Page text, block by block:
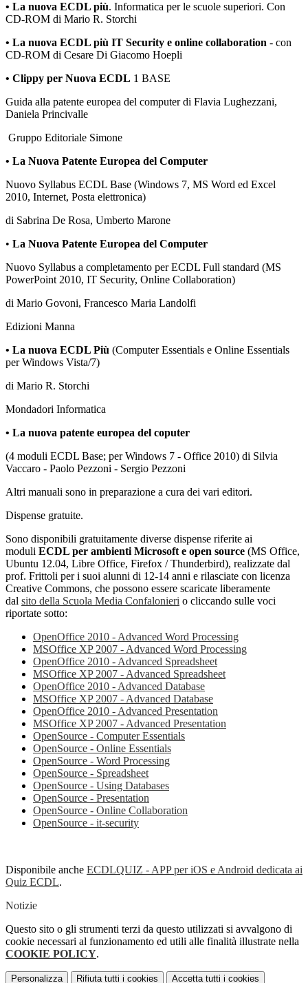
• La nuova ECDL più. Informatica per le scuole superiori. Con
CD-ROM di Mario R. Storchi
• La nuova ECDL più IT Security e online collaboration - con
CD-ROM di Cesare Di Giacomo Hoepli
• Clippy per Nuova ECDL 1 BASE
Guida alla patente europea del computer di Flavia Lughezzani,
Daniela Princivalle
Gruppo Editoriale Simone
• La Nuova Patente Europea del Computer
Nuovo Syllabus ECDL Base (Windows 7, MS Word ed Excel
2010, Internet, Posta elettronica)
di Sabrina De Rosa, Umberto Marone
• La Nuova Patente Europea del Computer
Nuovo Syllabus a completamento per ECDL Full standard (MS
PowerPoint 2010, IT Security, Online Collaboration)
di Mario Govoni, Francesco Maria Landolfi
Edizioni Manna
• La nuova ECDL Più (Computer Essentials e Online Essentials
per Windows Vista/7)
di Mario R. Storchi
Mondadori Informatica
• La nuova patente europea del coputer
(4 moduli ECDL Base; per Windows 7 - Office 2010) di Silvia
Vaccaro - Paolo Pezzoni - Sergio Pezzoni
Altri manuali sono in preparazione a cura dei vari editori.
Dispense gratuite.
Sono disponibili gratuitamente diverse dispense riferite ai
moduli ECDL per ambienti Microsoft e open source (MS Office,
Ubuntu 12.04, Libre Office, Firefox / Thunderbird), realizzate dal
prof. Frittoli per i suoi alunni di 12-14 anni e rilasciate con licenza
Creative Commons, che possono essere scaricate liberamente
dal sito della Scuola Media Confalonieri o cliccando sulle voci
riportate sotto:
OpenOffice 2010 - Advanced Word Processing
MSOffice XP 2007 - Advanced Word Processing
OpenOffice 2010 - Advanced Spreadsheet
MSOffice XP 2007 - Advanced Spreadsheet
OpenOffice 2010 - Advanced Database
MSOffice XP 2007 - Advanced Database
OpenOffice 2010 - Advanced Presentation
MSOffice XP 2007 - Advanced Presentation
OpenSource - Computer Essentials
OpenSource - Online Essentials
OpenSource - Word Processing
OpenSource - Spreadsheet
OpenSource - Using Databases
OpenSource - Presentation
OpenSource - Online Collaboration
OpenSource - it-security
Disponibile anche ECDLQUIZ - APP per iOS e Android dedicata ai
Quiz ECDL.
Notizie
Questo sito o gli strumenti terzi da questo utilizzati si avvalgono di
cookie necessari al funzionamento ed utili alle finalità illustrate nella
COOKIE POLICY.
Personalizza Rifiuta tutti i cookies Accetta tutti i cookies